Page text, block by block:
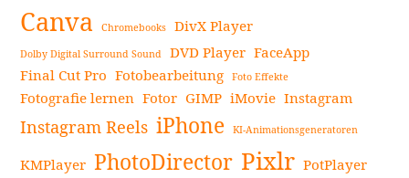
Ihres
Hörerlebn
weiterlesen
Canva Chromebooks DivX Player
Dolby Digital Surround Sound DVD Player FaceApp
Final Cut Pro Fotobearbeitung Foto Effekte
Fotografie lernen Fotor GIMP iMovie Instagram
Instagram Reels iPhone KI-Animationsgeneratoren
KMPlayer PhotoDirector Pixlr PotPlayer